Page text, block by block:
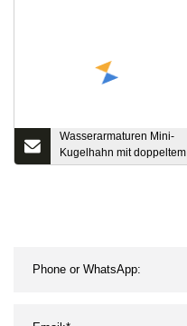
Wasserarmaturen Mini-
Kugelhahn mit doppeltem
Außengewinde und